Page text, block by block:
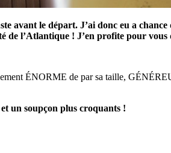
avant le départ. J’ai donc eu a
l’Atlantique ! J’en profite pour vous
ÉNORME de par sa taille,
un soupçon plus croquants !